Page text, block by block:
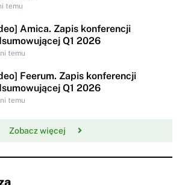
temu
Amica. Zapis konferencji
Q1 2026
temu
Feerum. Zapis konferencji
Q1 2026
temu
Zobacz więcej